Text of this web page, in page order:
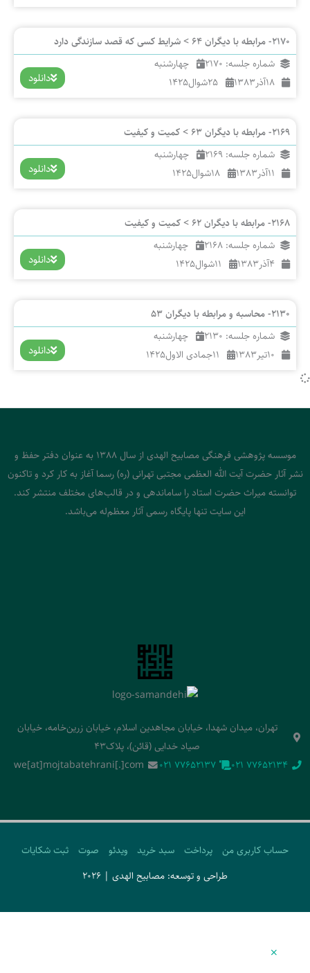
2170- مرابطه با دیگران 64 > شرایط کسی که قصد سازندگی دارد
شماره جلسه: 2170
چهارشنبه
18آذر1383
25شوال1425 دانلود
2169- مرابطه با دیگران 63 > کمیت و کیفیت
شماره جلسه: 2169
چهارشنبه
11آذر1383
18شوال1425 دانلود
2168- مرابطه با دیگران 62 > کمیت و کیفیت
شماره جلسه: 2168
چهارشنبه
4آذر1383
11شوال1425 دانلود
2130- محاسبه و مرابطه با دیگران 53
شماره جلسه: 2130
چهارشنبه
10تیر1383
11جمادی الاول1425 دانلود
موسسه پژوهشی فرهنگی مصابیح الهدی از سال 1388 به عنوان دفتر حفظ و
نشر آثار حضرت آیت الله العظمی مجتبی تهرانی (ره) رسما آغاز به کار کرد و تاکنون
توانسته میراث حضرت استاد را ساماندهی و در قالب‌های مختلف منتشر کند.
این سایت تنها پایگاه رسمی آثار معظم‌له می‌باشد.
تهران، میدان شهدا، خیابان مجاهدین اسلام، خیابان زرین‌خامه، خیابان
صیاد خدایی (قائن)، پلاک43
‭021 77652134‬
‭021 77652137‬
we[at]mojtabatehrani[.]com
حساب کاربری من پرداخت سبد خرید ویدئو صوت
ثبت شکایات
طراحی و توسعه: مصابیح الهدی | 2026